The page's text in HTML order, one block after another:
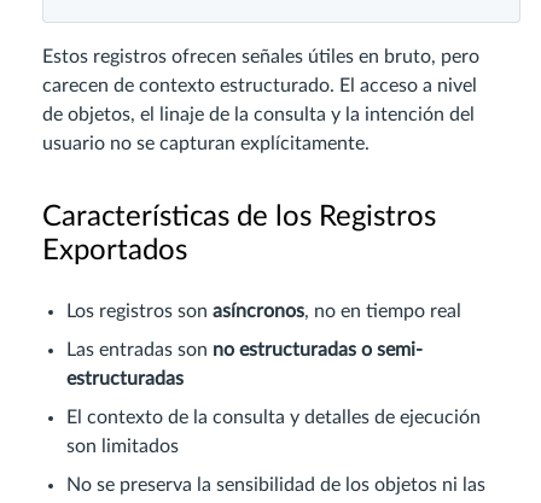
Estos registros ofrecen señales útiles en bruto, pero
carecen de contexto estructurado. El acceso a nivel
de objetos, el linaje de la consulta y la intención del
usuario no se capturan explícitamente.
Características de los Registros
Exportados
Los registros son asíncronos, no en tiempo real
Las entradas son no estructuradas o semi-
estructuradas
El contexto de la consulta y detalles de ejecución
son limitados
No se preserva la sensibilidad de los objetos ni las